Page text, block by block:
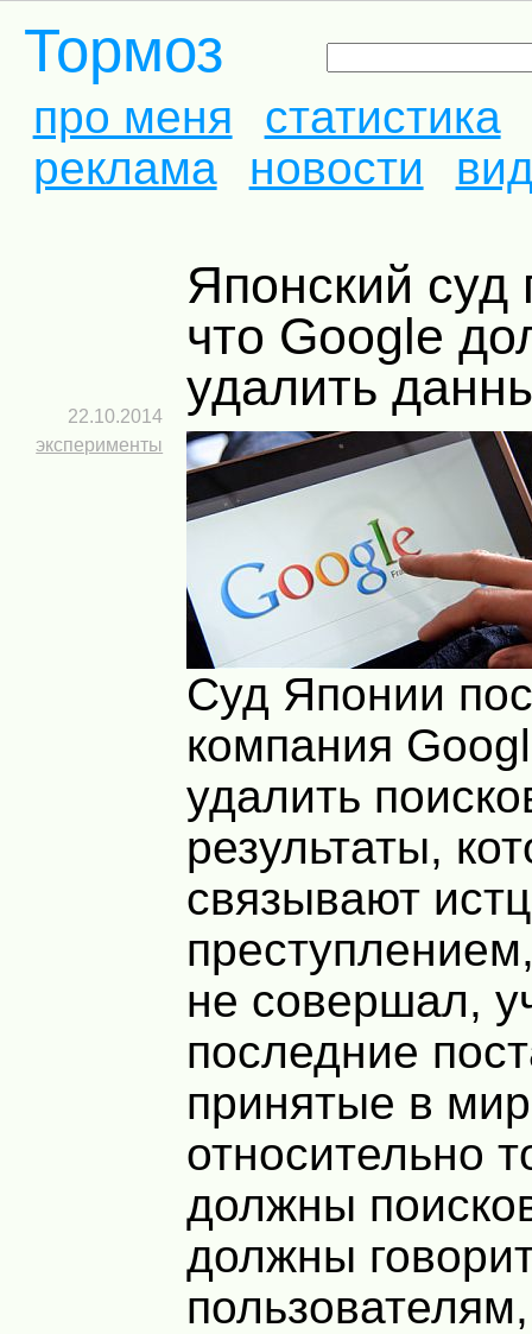
Тормоз
про меня
статистика
реклама
новости
Японский суд постановил,
что Google
удалить
22.10.2014
эксперименты
Суд Японии
компания
удалить
результаты,
связывают
не совершал,
последние
принятые в
относительно
должны
должны